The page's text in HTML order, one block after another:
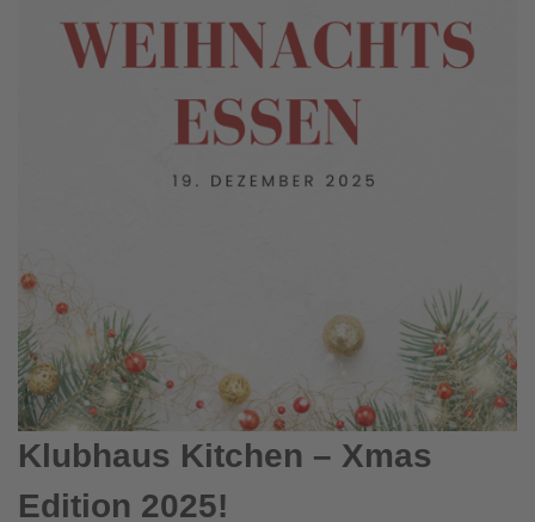
Klubhaus Kitchen – Xmas
Edition 2025!